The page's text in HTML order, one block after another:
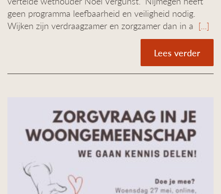
geen programma leefbaarheid en veiligheid nodig.
Wijken zijn verdraagzamer en zorgzamer dan in a [...]
Lees verder